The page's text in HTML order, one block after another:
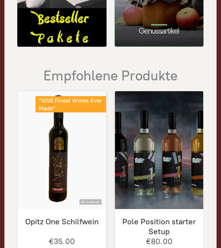
Empfohlene Produkte
"1000 Finest Wines Ever
Made"
Opitz One Schilfwein
€35.00
Pole Position starter
Setup
€80.00